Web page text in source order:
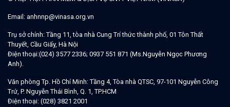
Email: anhnnp@vinasa.org.vn
Trụ sở chính: Tầng 11, tòa nhà Cung Trí thức thành phố, 01 Tôn Thất
Thuyết, Cầu Giấy, Hà Nội
Điện thoại:(024) 3577 2336; 0937 551 871 (Ms.Nguyễn Ngọc Phương
Anh).
Văn phòng Tp. Hồ Chí Minh: Tầng 4, Tòa nhà QTSC, 97-101 Nguyễn Công
Trứ, P. Nguyễn Thái Bình, Q. 1, TP.HCM
Điện thoại: (028) 3821 2001